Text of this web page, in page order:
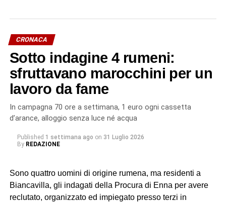
CRONACA
Sotto indagine 4 rumeni:
sfruttavano marocchini per un
lavoro da fame
In campagna 70 ore a settimana, 1 euro ogni cassetta
d’arance, alloggio senza luce né acqua
Published 1 settimana ago on 31 Luglio 2026
By REDAZIONE
Sono quattro uomini di origine rumena, ma residenti a
Biancavilla, gli indagati della Procura di Enna per avere
reclutato, organizzato ed impiegato presso terzi in